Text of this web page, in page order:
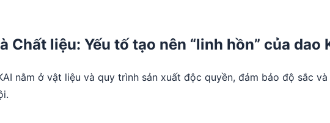
Chất liệu: Yếu tố tạo nên “linh hồn” của dao
nằm ở vật liệu và quy trình sản xuất độc quyền, đảm bảo độ sắc và